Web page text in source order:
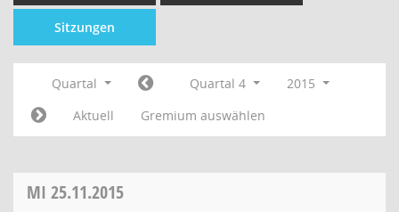
Sitzungen
Quartal Quartal 4
2015
Aktuell
Gremium auswählen
MI 25.11.2015